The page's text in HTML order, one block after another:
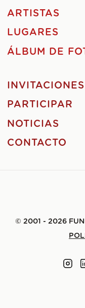
ARTISTAS
LUGARES
ÁLBUM DE
INVITACIONES
PARTICIPAR
NOTICIAS
CONTACTO
© 2001 - 2026